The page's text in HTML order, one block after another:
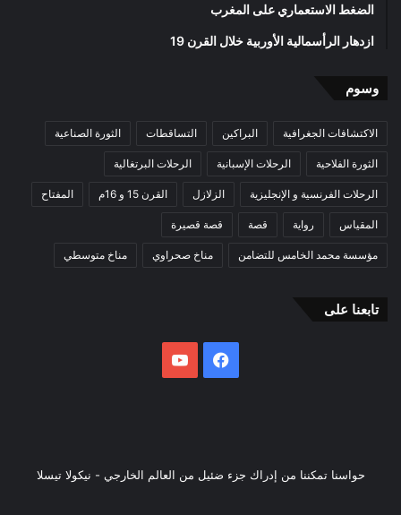
الضغط الاستعماري على المغرب
ازدهار الرأسمالية الأوربية خلال القرن 19
وسوم
الاكتشافات الجغرافية البراكين التساقطات الثورة الصناعية
الثورة الفلاحية الرحلات الإسبانية الرحلات البرتغالية
الرحلات الفرنسية و الإنجليزية الزلازل القرن 15 و 16م المفتاح
المقياس رواية قصة قصة قصيرة
مؤسسة محمد الخامس للتضامن مناخ صحراوي مناخ متوسطي
تابعنا على
فيسبوك
حواسنا تمكننا من إدراك جزء ضئيل من العالم الخارجي - نيكولا تيسلا